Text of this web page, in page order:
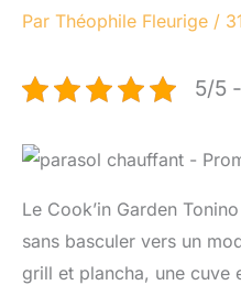
Par Théophile Fleurige /
5/5
Le Cook’in Garden
sans basculer vers un
grill et plancha, une cuve